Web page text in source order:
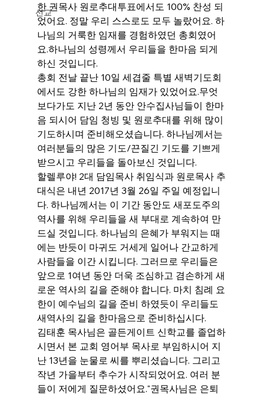
선교
한 권목사 원로추대투표에서도 100% 찬성 되
었어요. 정말 우리 스스로도 모두 놀랐어요. 하
나님의 거룩한 임재를 경험하였던 총회였어
요.하나님의 성령께서 우리들을 한마음 되게
하신 것입니다.
총회 전날 끝난 10일 세겹줄 특별 새벽기도회
에서도 강한 하나님의 임재가 있었어요.무엇
보다가도 지난 2년 동안 안수집사님들이 한마
음 되시어 담임 청빙 및 원로추대를 위해 많이
기도하시며 준비해오셨습니다. 하나님께서는
여러분들의 많은 기도/끈질긴 기도를 기쁘게
받으시고 우리들을 돌아보신 것입니다.
할렐루야! 2대 담임목사 취임식과 원로목사 추
대식은 내년 2017년 3월 26일 주일 예정입니
다. 하나님께서는 이 기간 동안도 새포도주의
역사를 위해 우리들을 새 부대로 계속하여 만
드실 것입니다. 하나님의 은혜가 부워지는 때
에는 반듯이 마귀도 거세게 일어나 간교하게
사람들을 이간 시킵니다. 그러므로 우리들은
앞으로 1여년 동안 더욱 조심하고 겸손하게 새
로운 역사의 길을 준해야 합니다. 마치 침례 요
한이 예수님의 길을 준비 하였듯이 우리들도
새역사의 길을 한마음으로 준비하십시다.
김태훈 목사님은 골든게이트 신학교를 졸업하
시면서 본 교회 영어부 목사로 부임하시어 지
난 13년을 눈물로 씨를 뿌리셨습니다. 그리고
작년 가을부터 추수가 시작되었어요. 여러 분
들이 저에게 질문하셨어요."권목사님은 은퇴